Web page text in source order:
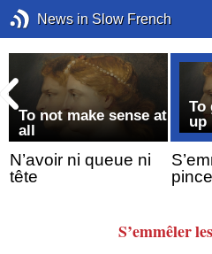
News in Slow French
To not make sense at
all
N’avoir ni queue ni
tête
To
up
S’emmêler